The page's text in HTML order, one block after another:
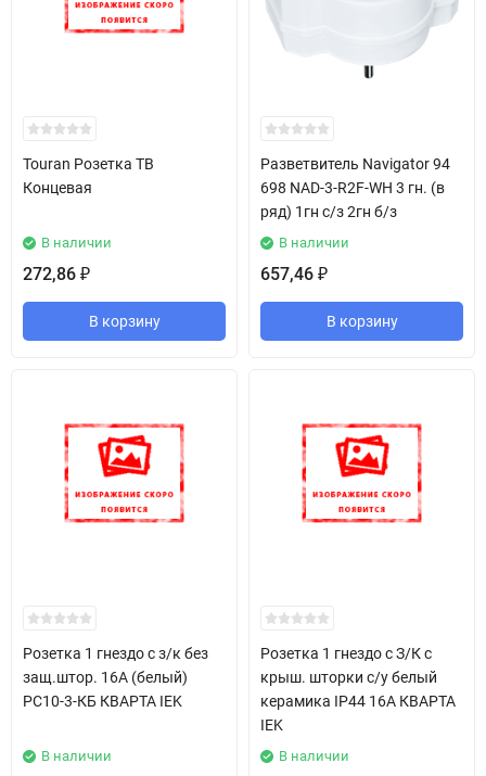
Touran Розетка ТВ
Концевая
В наличии
272,86 ₽
В корзину
Разветвитель Navigator 94
698 NAD-3-R2F-WH 3 гн. (в
ряд) 1гн с/з 2гн б/з
В наличии
657,46 ₽
В корзину
Розетка 1 гнездо c з/к без
защ.штор. 16А (белый)
РС10-3-КБ КВАРТА IEK
В наличии
Розетка 1 гнездо c З/К с
крыш. шторки с/у белый
керамика IP44 16А КВАРТА
IEK
В наличии